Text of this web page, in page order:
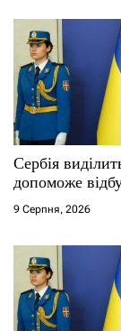
Сербія
допоможе
9 Серпня, 2026